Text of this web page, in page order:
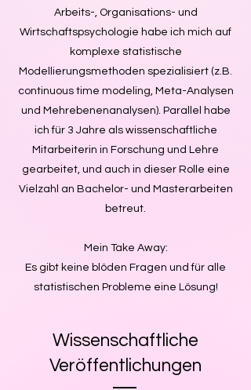
Arbeits-, Organisations- und
Wirtschaftspsychologie habe ich mich auf
komplexe statistische
Modellierungsmethoden spezialisiert (z.B.
continuous time modeling, Meta-Analysen
und Mehrebenenanalysen). Parallel habe
ich für 3 Jahre als wissenschaftliche
Mitarbeiterin in Forschung und Lehre
gearbeitet, und auch in dieser Rolle eine
Vielzahl an Bachelor- und Masterarbeiten
betreut.
Mein Take Away:
Es gibt keine blöden Fragen und für alle
statistischen Probleme eine Lösung!
Wissenschaftliche
Veröffentlichungen